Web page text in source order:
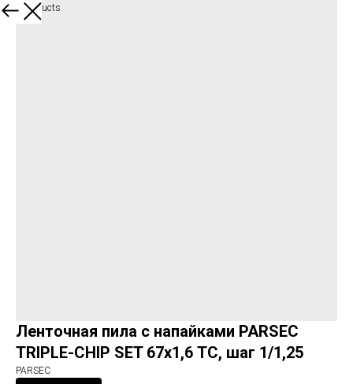
More products
Ленточная пила с напайками PARSEC
TRIPLE-CHIP SET 67х1,6 ТС, шаг 1/1,25
PARSEC